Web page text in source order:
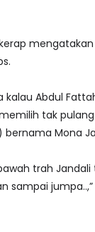
Abdul
tak
Mona
trah